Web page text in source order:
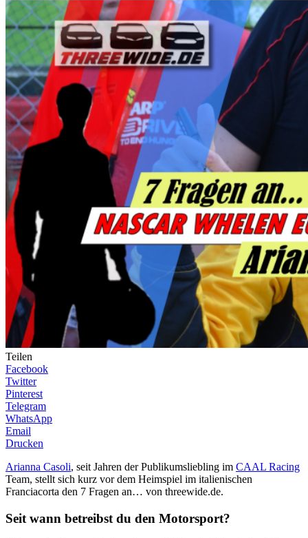
Teilen
Facebook
Twitter
Pinterest
Telegram
WhatsApp
Email
Drucken
Arianna Casoli, seit Jahren der Publikumsliebling im CAAL Racing
Team, stellt sich kurz vor dem Heimspiel im italienischen
Franciacorta den 7 Fragen an… von threewide.de.
Seit wann betreibst du den Motorsport?